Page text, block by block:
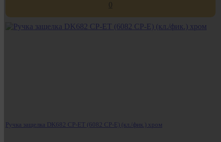
0
Ручка защелка DK682 CP-ET (6082 CP-E) (кл./фик.) хром